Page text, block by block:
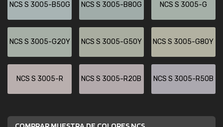
NCS S 3005-B50G NCS S 3005-B80G NCS S 3005-G
NCS S 3005-G20Y NCS S 3005-G50Y NCS S 3005-G80Y
NCS S 3005-R NCS S 3005-R20B NCS S 3005-R50B